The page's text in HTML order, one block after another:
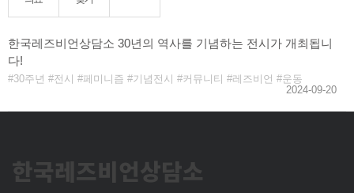
한국레즈비언상담소 30년의 역사를 기념하는 전시가 개최됩니
다!
30주년 전시 페미니즘 기념전시 커뮤니티 레즈비언
운동
2024-09-20
한국레즈비언상담소